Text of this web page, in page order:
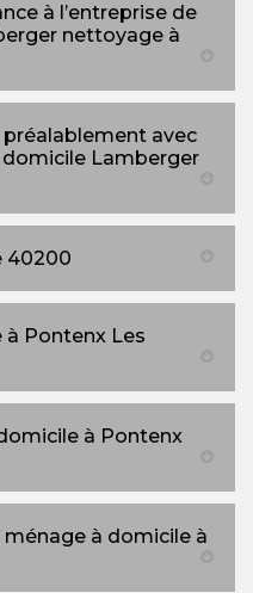
à l’entreprise de
nettoyage à
avec
domicile Lamberger
40200
Pontenx Les
à Pontenx
à domicile à